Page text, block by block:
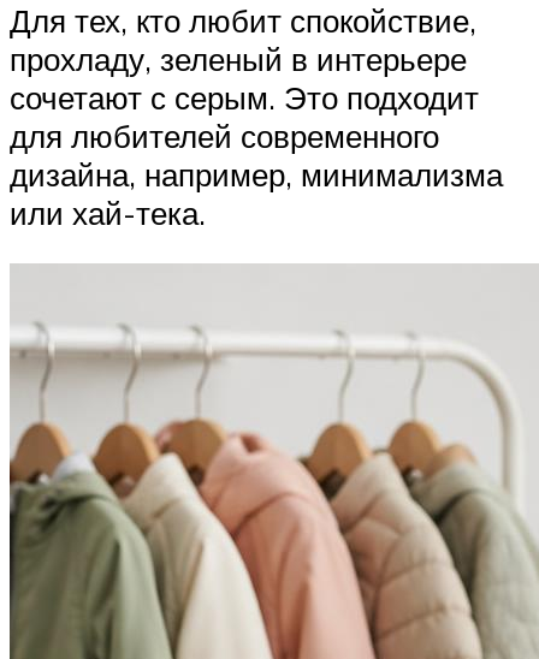
Для тех, кто любит спокойствие,
прохладу, зеленый в интерьере
сочетают с серым. Это подходит
для любителей современного
дизайна, например, минимализма
или хай-тека.